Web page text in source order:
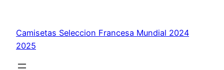
contenido
Camisetas Seleccion Francesa Mundial 2024
2025